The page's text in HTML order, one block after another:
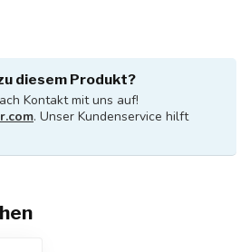
diesem Produkt?
Kontakt mit uns auf!
. Unser Kundenservice hilft